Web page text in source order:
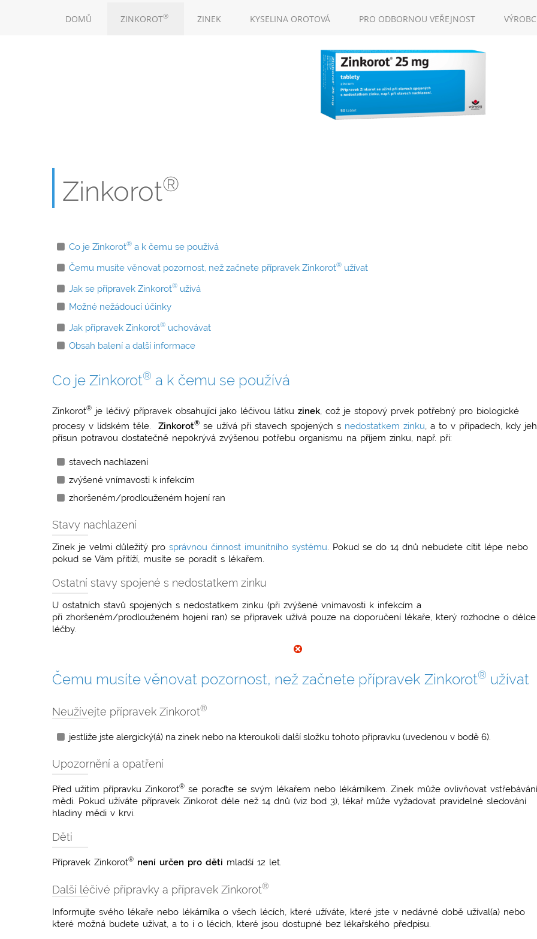
DOMŮ ZINKOROT® ZINEK KYSELINA OROTOVÁ PRO ODBORNOU VEŘEJNOST
WOERWAGPHARMA.CZ
HLÁŠENÍ VEDLEJŠÍCH
VPOIS
Zinkorot®
Co je Zinkorot®a k čemu se používá
Čemu musíte věnovat pozornost, než začnete přípravek Zinkorot®užívat
Jak se přípravek Zinkorot®užívá
Možné nežádoucí účinky
Jak přípravek Zinkorot®uchovávat
Obsah balení a další informace
Co je Zinkorot® a k čemu se používá
Zinkorot® je léčivý přípravek obsahující jako léčivou látku zinek, což je stopový prvek potřebný pro biologické
procesy v lidském těle. Zinkorot® se užívá při stavech spojených s nedostatkem zinku, a to v případech, kdy
přísun potravou dostatečně nepokrývá zvýšenou potřebu organismu na příjem zinku, např. při:
stavech nachlazení
zvýšené vnímavosti k infekcím
zhoršeném/prodlouženém hojení ran
Stavy nachlazení
Zinek je velmi důležitý pro správnou činnost imunitního systému. Pokud se do 14 dnů nebudete cítit lépe nebo
pokud se Vám přitíží, musíte se poradit s lékařem.
Ostatní stavy spojené s nedostatkem zinku
U ostatních stavů spojených s nedostatkem zinku (při zvýšené vnímavosti k infekcím a
při zhoršeném/prodlouženém hojení ran) se přípravek užívá pouze na doporučení lékaře, který rozhodne o délce
léčby.
Čemu musíte věnovat pozornost, než začnete přípravek Zinkorot® užívat
Neužívejte přípravek Zinkorot®
jestliže jste alergický(á) na zinek nebo na kteroukoli další složku tohoto přípravku (uvedenou v bodě 6).
Upozornění a opatření
Před užitím přípravku Zinkorot® se poraďte se svým lékařem nebo lékárníkem. Zinek může ovlivňovat vstřebávání
mědi. Pokud užíváte přípravek Zinkorot déle než 14 dnů (viz bod 3), lékař může vyžadovat pravidelné sledování
hladiny mědi v krvi.
Děti
Přípravek Zinkorot® není určen pro děti mladší 12 let.
Další léčivé přípravky a přípravek Zinkorot®
Informujte svého lékaře nebo lékárníka o všech lécích, které užíváte, které jste v nedávné době užíval(a) nebo
které možná budete užívat, a to i o lécích, které jsou dostupné bez lékařského předpisu.